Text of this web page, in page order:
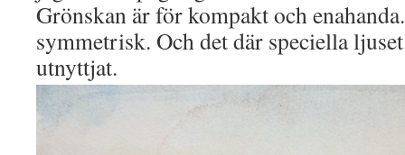
Grönskan är för kompakt och
symmetrisk. Och det där speciella
utnyttjat.